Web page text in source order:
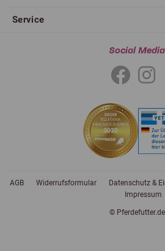
Service
Social Media
© Pferdefutter.de
AGB Widerrufsformular Datenschutz &
Impressum